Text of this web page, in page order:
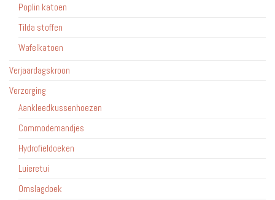
Poplin katoen
Tilda stoffen
Wafelkatoen
Verjaardagskroon
Verzorging
Aankleedkussenhoezen
Commodemandjes
Hydrofieldoeken
Luieretui
Omslagdoek